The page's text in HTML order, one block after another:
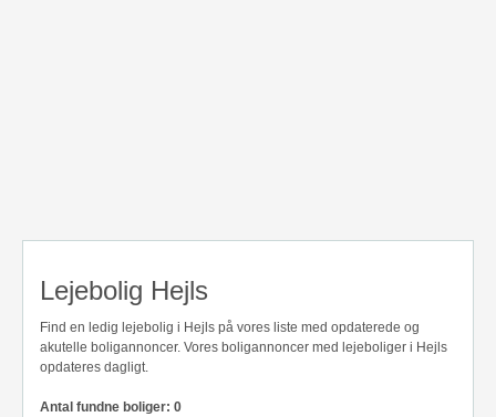
Lejebolig Hejls
Find en ledig lejebolig i Hejls på vores liste med opdaterede og
akutelle boligannoncer. Vores boligannoncer med lejeboliger i Hejls
opdateres dagligt.
Antal fundne boliger: 0